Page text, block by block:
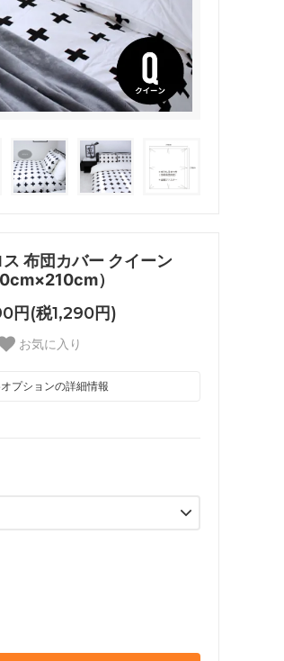
ス 布団カバー クイーン
）
円(税1,290円)
お気に入り
プションの詳細情報